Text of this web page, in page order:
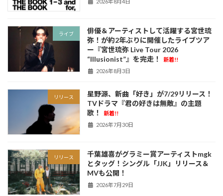
ライブ
俳優＆アーティストして活躍する宮世琉
弥！が約2年ぶりに開催したライブツア
ー『宮世琉弥 Live Tour 2026
“Illusionist”』を完走！
新着!!
2026年8月3日
リリース
星野源、新曲「好き」が7/29リリース！
TVドラマ『君の好きは無敵』の主題
歌！
新着!!
2026年7月30日
リリース
千葉雄喜がグラミー賞アーティストmgk
とタッグ！シングル「JJK」リリース＆
MVも公開！
2026年7月29日